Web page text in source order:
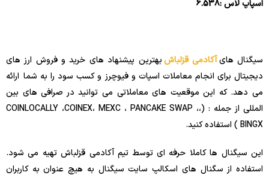
اسپاپ لاس :6.538
سیگنال هایآکادمی قزلباشبهترین پیشنهاد های خرید و فروش ارز های
دیجیتال برای انجام معاملات اسپات و فیوچرز و کسب سود را به شما ارائه
می دهد. که این موقعیت های معاملاتی می توانید در صرافی های بین
المللی از جمله : (،COINLOCALLY ،COINEX، MEXC ، PANCAKE SWAP ،
BINGX ) استفاده کنید.
این سیگنال ها کاملا حرفه ای توسط تیم آکادمی قزلباش تهیه می شود.
استفاده از سگنال های اسکالپ سایت سیگنال به هیچ عنوان به کاربران